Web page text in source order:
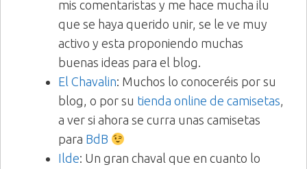
mis comentaristas y me hace mucha ilu
que se haya querido unir, se le ve muy
activo y esta proponiendo muchas
buenas ideas para el blog.
El Chavalin: Muchos lo conoceréis por su
blog, o por su tienda online de camisetas
a ver si ahora se curra unas camisetas
para BdB
Ilde: Un gran chaval que en cuanto lo